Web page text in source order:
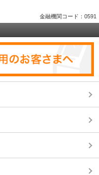
金融機関コード：0591